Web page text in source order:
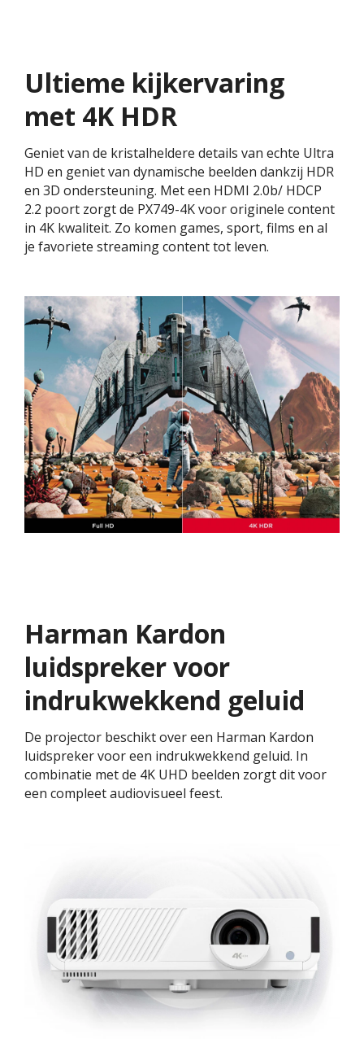
Ultieme kijkervaring
met 4K HDR
Geniet van de kristalheldere details van echte Ultra
HD en geniet van dynamische beelden dankzij HDR
en 3D ondersteuning. Met een HDMI 2.0b/ HDCP
2.2 poort zorgt de PX749-4K voor originele content
in 4K kwaliteit. Zo komen games, sport, films en al
je favoriete streaming content tot leven.
Harman Kardon
luidspreker voor
indrukwekkend geluid
De projector beschikt over een Harman Kardon
luidspreker voor een indrukwekkend geluid. In
combinatie met de 4K UHD beelden zorgt dit voor
een compleet audiovisueel feest.​